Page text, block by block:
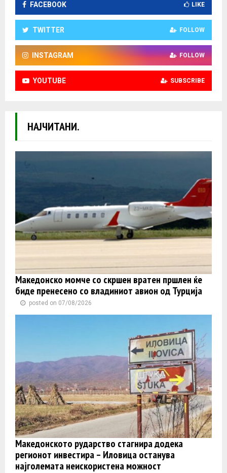
FACEBOOK LIKE
TWITTER FOLLOW
INSTAGRAM FOLLOW
YOUTUBE SUBSCRIBE
НАЈЧИТАНИ.
Македонско момче со скршен вратен пршлен ќе
биде пренесено со владиниот авион од Турција
posted on 07/08/2026
Македонското рударство стагнира додека
регионот инвестира – Иловица останува
најголемата неискористена можност